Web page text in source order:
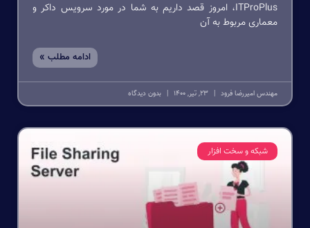
ITProPlus، امروز قصد داریم به شما در مورد سرویس داکر و
معماری مربوط به آن
ادامه مطلب »
مهندس امیررضا فرود بدون دیدگاه
شبکه و سخت افزار